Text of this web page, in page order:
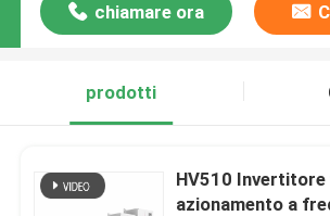
chiamare ora
prodotti
HV510
azionamento a